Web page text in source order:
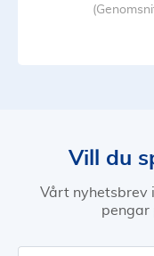
Vill du
Vårt nyhetsbrev
pengar